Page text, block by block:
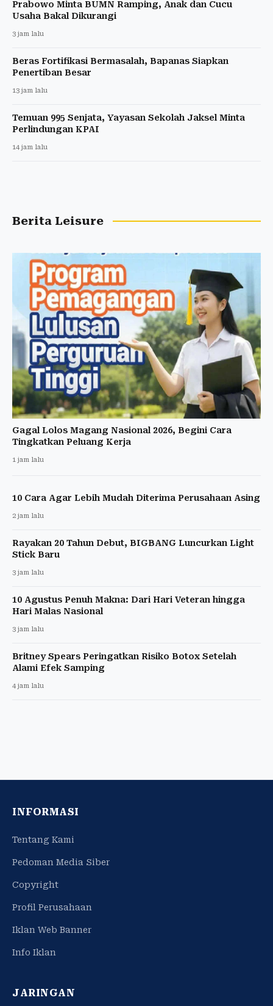
Prabowo Minta BUMN Ramping, Anak dan Cucu
Usaha Bakal Dikurangi
3 jam lalu
Beras Fortifikasi Bermasalah, Bapanas Siapkan
Penertiban Besar
13 jam lalu
Temuan 995 Senjata, Yayasan Sekolah Jaksel Minta
Perlindungan KPAI
14 jam lalu
Berita Leisure
Gagal Lolos Magang Nasional 2026, Begini Cara
Tingkatkan Peluang Kerja
1 jam lalu
10 Cara Agar Lebih Mudah Diterima Perusahaan Asing
2 jam lalu
Rayakan 20 Tahun Debut, BIGBANG Luncurkan Light
Stick Baru
3 jam lalu
10 Agustus Penuh Makna: Dari Hari Veteran hingga
Hari Malas Nasional
3 jam lalu
Britney Spears Peringatkan Risiko Botox Setelah
Alami Efek Samping
4 jam lalu
INFORMASI
Tentang Kami
Pedoman Media Siber
Copyright
Profil Perusahaan
Iklan Web Banner
Info Iklan
JARINGAN